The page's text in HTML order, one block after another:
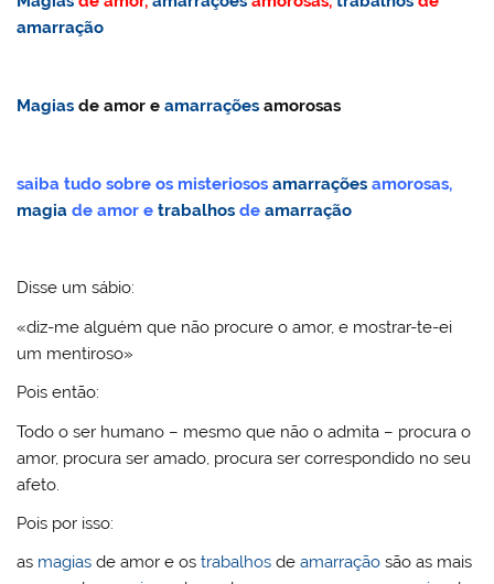
o
l
b
k
st dI A k. e
amarração
Magias de amor eamarrações amorosas
saiba tudo sobre os misteriososamarrações amorosas,
magia de amor etrabalhos deamarração
Disse um sábio:
«diz-me alguém que não procure o amor, e mostrar-te-ei
um mentiroso»
Pois então:
Todo o ser humano – mesmo que não o admita – procura o
amor, procura ser amado, procura ser correspondido no seu
afeto.
Pois por isso:
as magias de amor e ostrabalhos deamarração são as mais